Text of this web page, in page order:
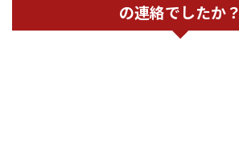
の連絡でしたか？